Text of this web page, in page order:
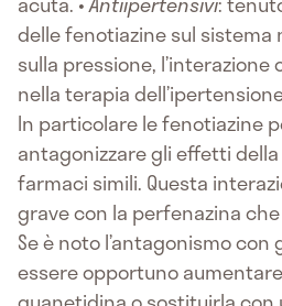
delle fenotiazine sul sistema
sulla pressione,
nella terapia
In particolare le fenotiazine
antagonizzare gli effetti
farmaci simili. Questa
grave con la perfenazina
Se è noto l’antagonismo
essere opportuno